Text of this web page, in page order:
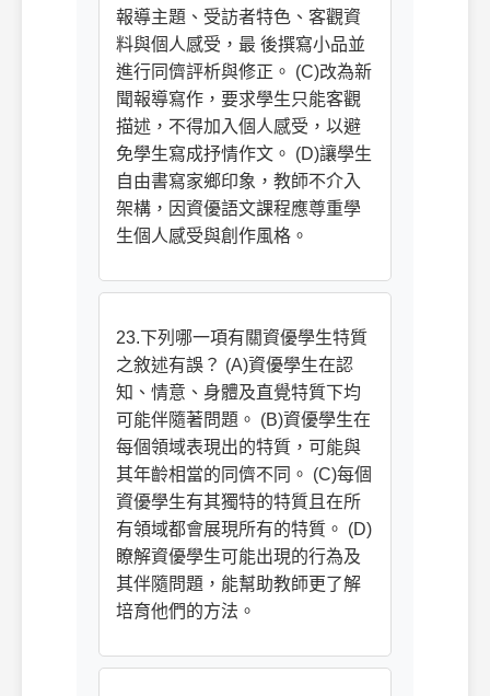
報導主題、受訪者特色、客觀資
料與個人感受，最 後撰寫小品並
進行同儕評析與修正。 (C)改為新
聞報導寫作，要求學生只能客觀
描述，不得加入個人感受，以避
免學生寫成抒情作文。 (D)讓學生
自由書寫家鄉印象，教師不介入
架構，因資優語文課程應尊重學
生個人感受與創作風格。
23.下列哪一項有關資優學生特質
之敘述有誤？ (A)資優學生在認
知、情意、身體及直覺特質下均
可能伴隨著問題。 (B)資優學生在
每個領域表現出的特質，可能與
其年齡相當的同儕不同。 (C)每個
資優學生有其獨特的特質且在所
有領域都會展現所有的特質。 (D)
瞭解資優學生可能出現的行為及
其伴隨問題，能幫助教師更了解
培育他們的方法。